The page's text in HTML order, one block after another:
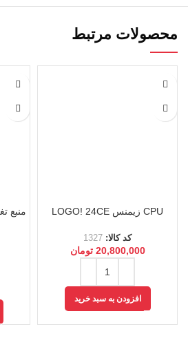
محصولات مرتبط
CPU زیمنس LOGO! 24CE
کد کالا: 1327
20,800,000 تومان
افزودن به سبد خرید